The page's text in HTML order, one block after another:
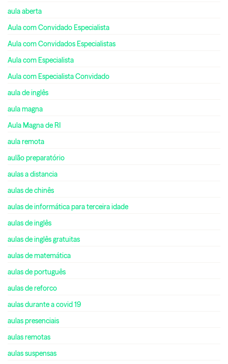
aula aberta
Aula com Convidado Especialista
Aula com Convidados Especialistas
Aula com Especialista
Aula com Especialista Convidado
aula de inglês
aula magna
Aula Magna de RI
aula remota
aulão preparatório
aulas a distancia
aulas de chinês
aulas de informática para terceira idade
aulas de inglês
aulas de inglês gratuitas
aulas de matemática
aulas de português
aulas de reforco
aulas durante a covid 19
aulas presenciais
aulas remotas
aulas suspensas